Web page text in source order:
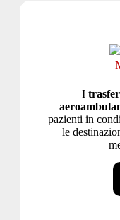
I
pazienti in
le